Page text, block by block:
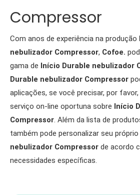
Compressor
Com anos de experiência na produção
nebulizador Compressor, Cofoe.
gama de Início Durable nebulizador
Durable nebulizador Compressor
aplicações, se você precisar, por
serviço on-line oportuna sobre Início
Compressor. Além da lista de
também pode personalizar seu próprio
nebulizador Compressor de acordo
necessidades específicas.